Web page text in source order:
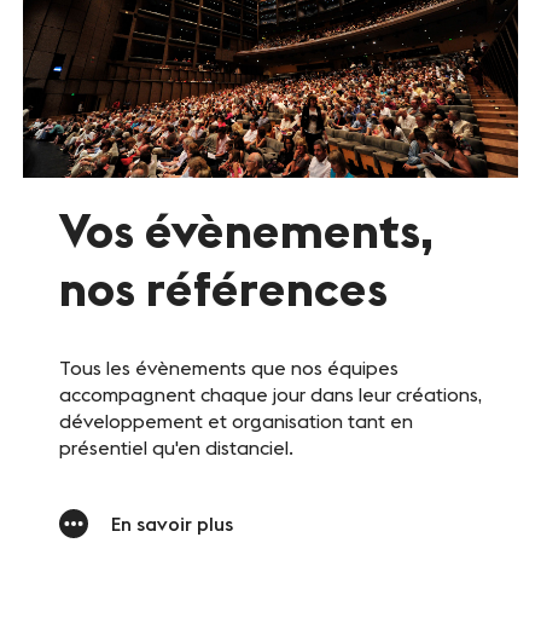
Vos évènements,
nos références
Tous les évènements que nos équipes
accompagnent chaque jour dans leur créations,
développement et organisation tant en
présentiel qu'en distanciel.
En savoir plus